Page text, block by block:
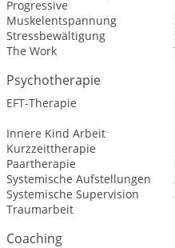
Progressive
Muskelentspannung
Stressbewältigung
The Work
Psychotherapie
EFT-Therapie
Innere Kind Arbeit
Kurzzeittherapie
Paartherapie
Systemische Aufstellungen
Systemische Supervision
Traumarbeit
Coaching